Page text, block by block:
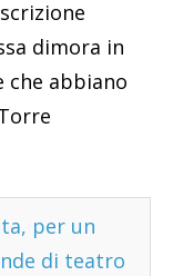
dimora in
che abbiano
per un
di teatro